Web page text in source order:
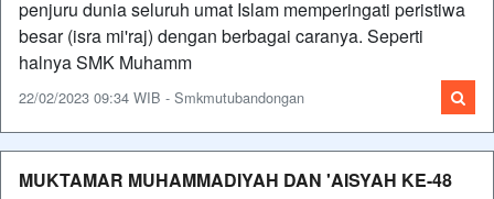
penjuru dunia seluruh umat Islam memperingati peristiwa
besar (isra mi'raj) dengan berbagai caranya. Seperti
halnya SMK Muhamm
22/02/2023 09:34 WIB - Smkmutubandongan
MUKTAMAR MUHAMMADIYAH DAN 'AISYAH KE-48